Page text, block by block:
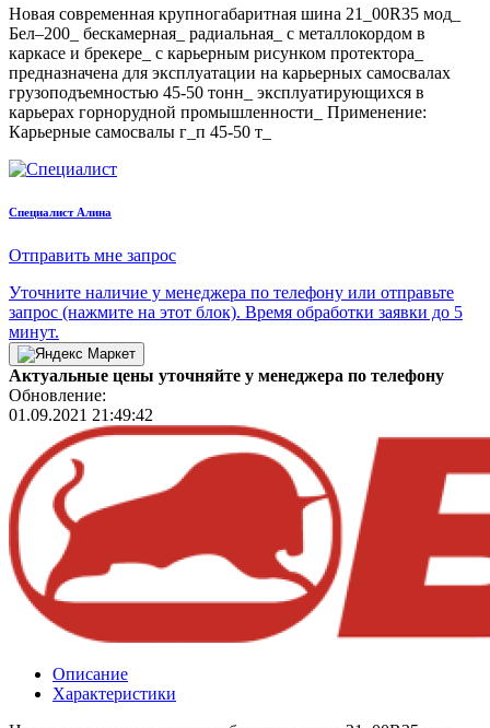
Новая современная крупногабаритная шина 21_00R35 мод_
Бел–200_ бескамерная_ радиальная_ с металлокордом в
каркасе и брекере_ с карьерным рисунком протектора_
предназначена для эксплуатации на карьерных самосвалах
грузоподъемностью 45-50 тонн_ эксплуатирующихся в
карьерах горнорудной промышленности_ Применение:
Карьерные самосвалы г_п 45-50 т_
Cпециалист Алина
Отправить мне запрос
Уточните наличие у менеджера по телефону или отправьте
запрос (нажмите на этот блок). Время обработки заявки до 5
минут.
Актуальные цены уточняйте у менеджера по телефону
Обновление:
01.09.2021 21:49:42
Описание
Характеристики